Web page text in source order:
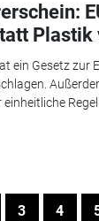
Plastik
ein Gesetz zur
3 4